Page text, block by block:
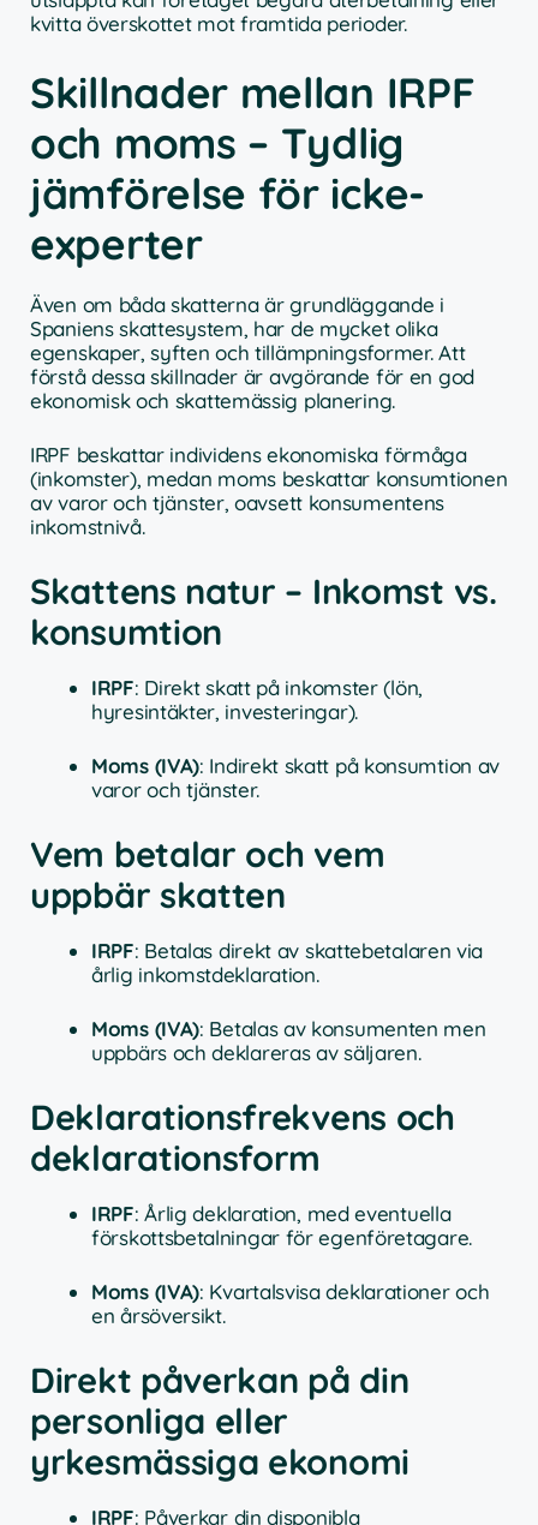
kvitta överskottet mot framtida perioder.
Skillnader mellan IRPF
och moms – Tydlig
jämförelse för icke-
experter
Även om båda skatterna är grundläggande i
Spaniens skattesystem, har de mycket olika
egenskaper, syften och tillämpningsformer. Att
förstå dessa skillnader är avgörande för en god
ekonomisk och skattemässig planering.
IRPF beskattar individens ekonomiska förmåga
(inkomster), medan moms beskattar konsumtionen
av varor och tjänster, oavsett konsumentens
inkomstnivå.
Skattens natur – Inkomst vs.
konsumtion
IRPF: Direkt skatt på inkomster (lön,
hyresintäkter, investeringar).
Moms (IVA): Indirekt skatt på konsumtion av
varor och tjänster.
Vem betalar och vem
uppbär skatten
IRPF: Betalas direkt av skattebetalaren via
årlig inkomstdeklaration.
Moms (IVA): Betalas av konsumenten men
uppbärs och deklareras av säljaren.
Deklarationsfrekvens och
deklarationsform
IRPF: Årlig deklaration, med eventuella
förskottsbetalningar för egenföretagare.
Moms (IVA): Kvartalsvisa deklarationer och
en årsöversikt.
Direkt påverkan på din
personliga eller
yrkesmässiga ekonomi
IRPF: Påverkar din disponibla